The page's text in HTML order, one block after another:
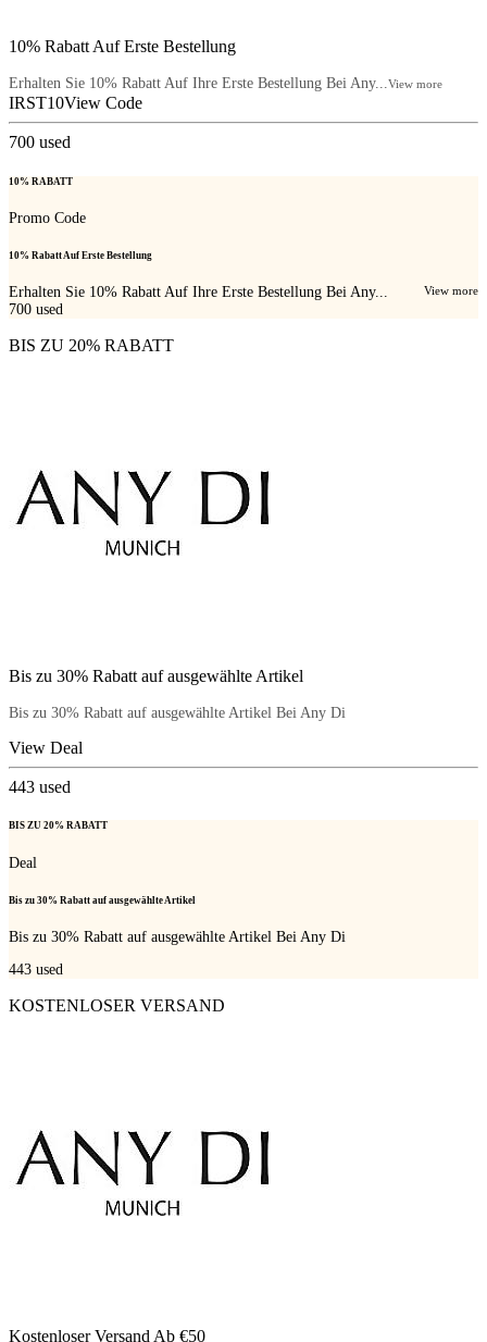
10% Rabatt Auf Erste Bestellung
Erhalten Sie 10% Rabatt Auf Ihre Erste Bestellung Bei Any...View more
IRST10View Code
700 used
10% RABATT
Promo Code
10% Rabatt Auf Erste Bestellung
Erhalten Sie 10% Rabatt Auf Ihre Erste Bestellung Bei Any... View more
700 used
BIS ZU 20% RABATT
Bis zu 30% Rabatt auf ausgewählte Artikel
Bis zu 30% Rabatt auf ausgewählte Artikel Bei Any Di
View Deal
443 used
BIS ZU 20% RABATT
Deal
Bis zu 30% Rabatt auf ausgewählte Artikel
Bis zu 30% Rabatt auf ausgewählte Artikel Bei Any Di
443 used
KOSTENLOSER VERSAND
Kostenloser Versand Ab €50